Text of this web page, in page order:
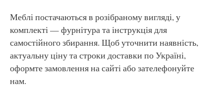
Меблі постачаються в розібраному вигляді, у
комплекті — фурнітура та інструкція для
самостійного збирання. Щоб уточнити наявність,
актуальну ціну та строки доставки по Україні,
оформте замовлення на сайті або зателефонуйте
нам.